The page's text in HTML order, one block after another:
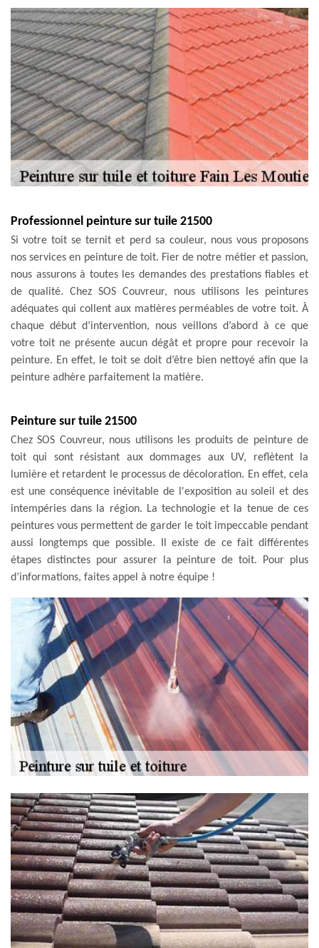
Professionnel peinture sur tuile 21500
Si votre toit se ternit et perd sa couleur, nous vous proposons
nos services en peinture de toit. Fier de notre métier et passion,
nous assurons à toutes les demandes des prestations fiables et
de qualité. Chez SOS Couvreur, nous utilisons les peintures
adéquates qui collent aux matières perméables de votre toit. À
chaque début d’intervention, nous veillons d’abord à ce que
votre toit ne présente aucun dégât et propre pour recevoir la
peinture. En effet, le toit se doit d’être bien nettoyé afin que la
peinture adhère parfaitement la matière.
Peinture sur tuile 21500
Chez SOS Couvreur, nous utilisons les produits de peinture de
toit qui sont résistant aux dommages aux UV, reflètent la
lumière et retardent le processus de décoloration. En effet, cela
est une conséquence inévitable de l'exposition au soleil et des
intempéries dans la région. La technologie et la tenue de ces
peintures vous permettent de garder le toit impeccable pendant
aussi longtemps que possible. Il existe de ce fait différentes
étapes distinctes pour assurer la peinture de toit. Pour plus
d’informations, faites appel à notre équipe !